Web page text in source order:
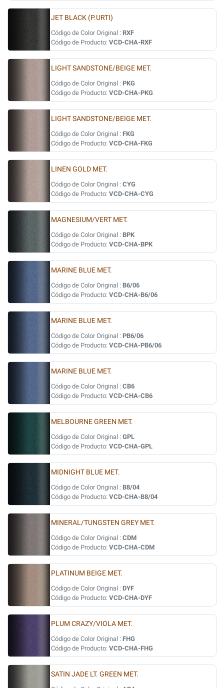
JET BLACK (P.URTI)
Código de Color Original : RXF
Código de Producto: VCD-CHA-RXF
LIGHT SANDSTONE/BEIGE MET.
Código de Color Original : PKG
Código de Producto: VCD-CHA-PKG
LIGHT SANDSTONE/BEIGE MET.
Código de Color Original : FKG
Código de Producto: VCD-CHA-FKG
LINEN GOLD MET.
Código de Color Original : CYG
Código de Producto: VCD-CHA-CYG
MAGNESIUM/VERT MET.
Código de Color Original : BPK
Código de Producto: VCD-CHA-BPK
MARINE BLUE MET.
Código de Color Original : B6/06
Código de Producto: VCD-CHA-B6/06
MARINE BLUE MET.
Código de Color Original : PB6/06
Código de Producto: VCD-CHA-PB6/06
MARINE BLUE MET.
Código de Color Original : CB6
Código de Producto: VCD-CHA-CB6
MELBOURNE GREEN MET.
Código de Color Original : GPL
Código de Producto: VCD-CHA-GPL
MIDNIGHT BLUE MET.
Código de Color Original : B8/04
Código de Producto: VCD-CHA-B8/04
MINERAL/TUNGSTEN GREY MET.
Código de Color Original : CDM
Código de Producto: VCD-CHA-CDM
PLATINUM BEIGE MET.
Código de Color Original : DYF
Código de Producto: VCD-CHA-DYF
PLUM CRAZY/VIOLA MET.
Código de Color Original : FHG
Código de Producto: VCD-CHA-FHG
SATIN JADE LT. GREEN MET.